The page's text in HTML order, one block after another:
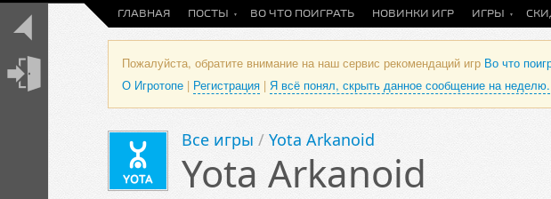
ГЛАВНАЯ ПОСТЫ ВО ЧТО ПОИГРАТЬ НОВИНКИ ИГР ИГРЫ
Пожалуйста, обратите внимание на наш сервис рекомендаций игр Во что
О Игротопе | Регистрация | Я всё понял, скрыть данное сообщение на неделю.
Все игры / Yota Arkanoid
Yota Arkanoid